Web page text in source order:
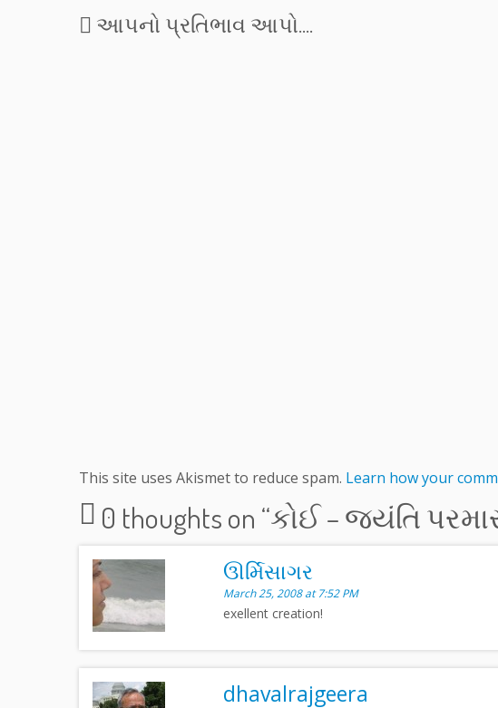
આપનો પ્રતિભાવ આપો....
This site uses Akismet to reduce spam. Learn how your
0 thoughts on “કોઈ – જયંતિ
ઊર્મિસાગર
March 25, 2008 at 7:52 PM
exellent creation!
dhavalrajgeera